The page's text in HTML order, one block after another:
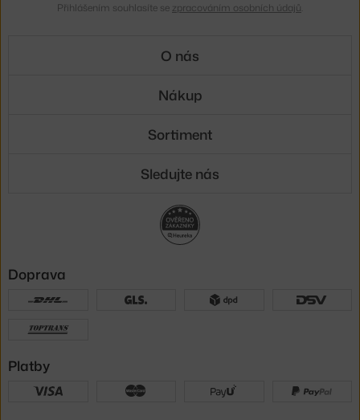
Přihlášením souhlasíte se zpracováním osobních údajů
O nás
Nákup
Sortiment
Sledujte nás
Doprava
Platby